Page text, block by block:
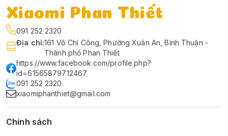
Xiaomi Phan Thiết
091 252 2320
Địa chỉ:161 Võ Chí Công, Phường Xuân An, Bình Thuận -
Thành phố Phan Thiết
https://www.facebook.com/profile.php?
id=61565879712467
091 252 2320
xiaomiphanthiet@gmail.com
Chính sách